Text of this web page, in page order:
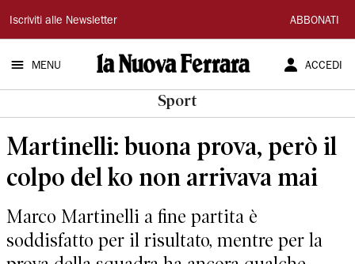
La
Nuova
Ferrara
Iscriviti alle Newsletter ABBONATI
MENU ACCEDI
Sport
Martinelli: buona prova, però il
colpo del ko non arrivava mai
Marco Martinelli a fine partita è
soddisfatto per il risultato, mentre per la